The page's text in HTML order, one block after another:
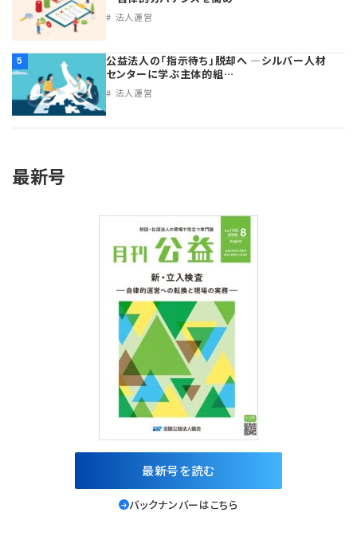
法人運営
5
公益法人の「指示待ち」脱却へ ―シルバー人材
センターに学ぶ主体的組…
法人運営
最新号
最新号を読む
バックナンバーはこちら